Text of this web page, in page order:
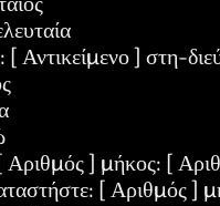
[ Αντικείμενο ] στη-
Αριθμός ] μήκος: [
[ Αριθμός ]